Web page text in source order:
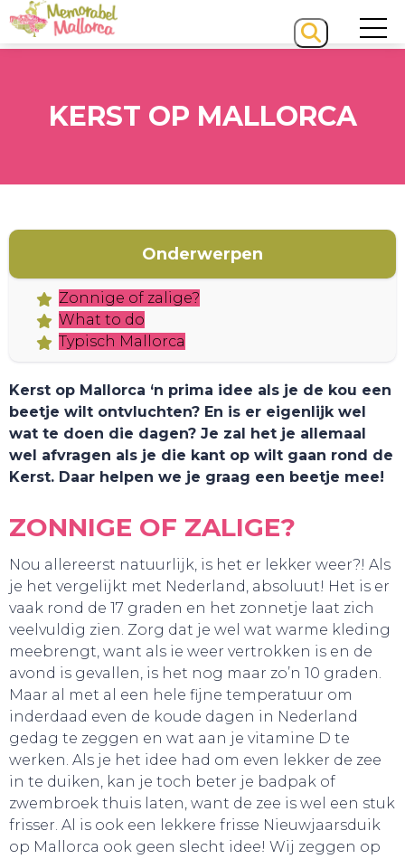
TOURS
KERST OP MALLORCA
Onderwerpen
Zonnige of zalige?
What to do
Typisch Mallorca
Kerst op Mallorca ‘n prima idee als je de kou een
beetje wilt ontvluchten? En is er eigenlijk wel
wat te doen die dagen? Je zal het je allemaal
wel afvragen als je die kant op wilt gaan rond de
Kerst. Daar helpen we je graag een beetje mee!
ZONNIGE OF ZALIGE?
Nou allereerst natuurlijk, is het er lekker weer?! Als
je het vergelijkt met Nederland, absoluut! Het is er
vaak rond de 17 graden en het zonnetje laat zich
veelvuldig zien. Zorg dat je wel wat warme kleding
meebrengt, want als ie weer vertrokken is en de
avond is gevallen, is het nog maar zo’n 10 graden.
Maar al met al een hele fijne temperatuur om
inderdaad even de koude dagen in Nederland
gedag te zeggen en wat aan je vitamine D te
werken. Als je het idee had om even lekker de zee
in te duiken, kan je toch beter je badpak of
zwembroek thuis laten, want de zee is wel een stuk
frisser. Al is ook een lekkere frisse Nieuwjaarsduik
op Mallorca ook geen slecht idee! Wij zeggen op